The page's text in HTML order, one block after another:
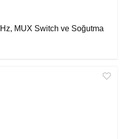
MUX Switch ve Soğutma